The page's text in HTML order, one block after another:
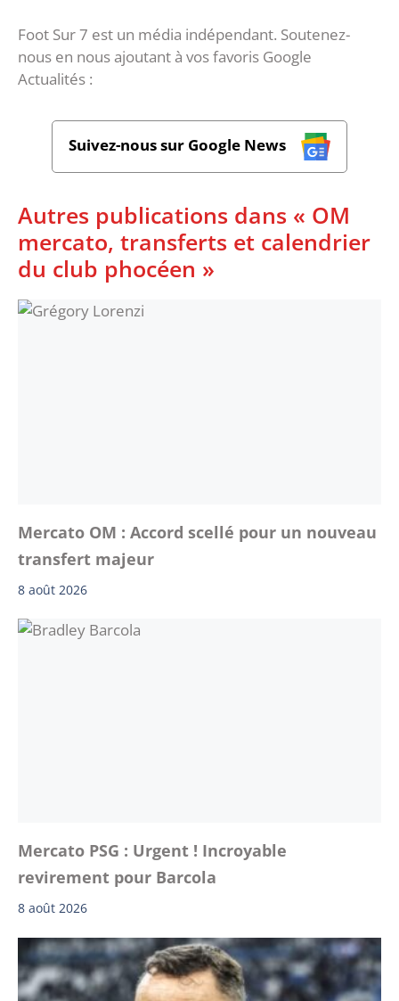
Foot Sur 7 est un média indépendant. Soutenez-
nous en nous ajoutant à vos favoris Google
Actualités :
Suivez-nous sur Google News
Autres publications dans « OM
mercato, transferts et calendrier
du club phocéen »
Mercato OM : Accord scellé pour un nouveau
transfert majeur
8 août 2026
Mercato PSG : Urgent ! Incroyable
revirement pour Barcola
8 août 2026